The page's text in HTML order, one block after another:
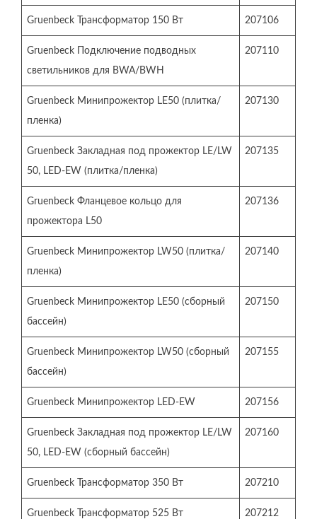
Gruenbeck Трансформатор 150 Вт 207106
Gruenbeck Подключение подводных
светильников для BWA/BWH
207110
Gruenbeck Минипрожектор LE50 (плитка/
пленка)
207130
Gruenbeck Закладная под прожектор LE/LW
50, LED-EW (плитка/пленка)
207135
Gruenbeck Фланцевое кольцо для
прожектора L50
207136
Gruenbeck Минипрожектор LW50 (плитка/
пленка)
207140
Gruenbeck Минипрожектор LE50 (сборный
бассейн)
207150
Gruenbeck Минипрожектор LW50 (сборный
бассейн)
207155
Gruenbeck Минипрожектор LED-EW 207156
Gruenbeck Закладная под прожектор LE/LW
50, LED-EW (сборный бассейн)
207160
Gruenbeck Трансформатор 350 Вт 207210
Gruenbeck Трансформатор 525 Вт 207212